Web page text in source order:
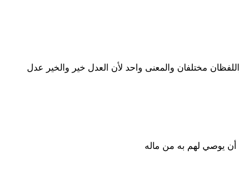
مختلفان والمعنى واحد لأن العدل خير والخير عدل
أن يوصي لهم به من ماله